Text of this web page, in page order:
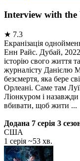
Interview with the
★ 7.3
Екранізація
Енн Райс. Дубай,
історію свого життя
журналісту Данієлю
безсмертя, яка бере
Орлеані. Саме там
Ліонкуром і
вбивати, щоб жити ...
Додана 7 серія 3
США
1 серія ~53 хв.